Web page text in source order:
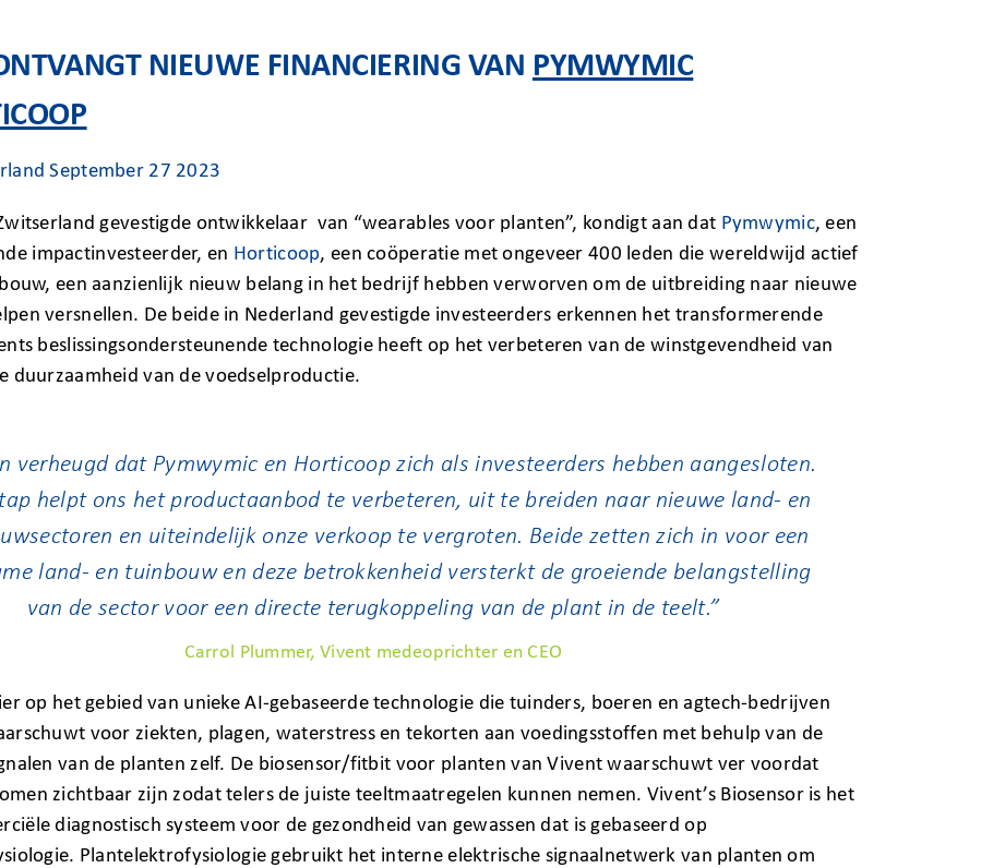
NIEUWE FINANCIERING VAN PYMWYMIC
September 27 2023
gevestigde ontwikkelaar van “wearables voor planten”, kondigt aan dat Pymwymic, een
impactinvesteerder, en Horticoop, een coöperatie met ongeveer 400 leden die wereldwijd actief
een aanzienlijk nieuw belang in het bedrijf hebben verworven om de uitbreiding naar nieuwe
versnellen. De beide in Nederland gevestigde investeerders erkennen het transformerende
beslissingsondersteunende technologie heeft op het verbeteren van de winstgevendheid van
duurzaamheid van de voedselproductie.
verheugd dat Pymwymic en Horticoop zich als investeerders hebben aangesloten.
helpt ons het productaanbod te verbeteren, uit te breiden naar nieuwe land- en
en uiteindelijk onze verkoop te vergroten. Beide zetten zich in voor een
land- en tuinbouw en deze betrokkenheid versterkt de groeiende belangstelling
van de sector voor een directe terugkoppeling van de plant in de teelt.”
Carrol Plummer, Vivent medeoprichter en CEO
op het gebied van unieke AI-gebaseerde technologie die tuinders, boeren en agtech-bedrijven
voor ziekten, plagen, waterstress en tekorten aan voedingsstoffen met behulp van de
van de planten zelf. De biosensor/fitbit voor planten van Vivent waarschuwt ver voordat
zichtbaar zijn zodat telers de juiste teeltmaatregelen kunnen nemen. Vivent’s Biosensor is het
diagnostisch systeem voor de gezondheid van gewassen dat is gebaseerd op
Plantelektrofysiologie gebruikt het interne elektrische signaalnetwerk van planten om